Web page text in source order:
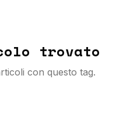
trovato
con questo tag.